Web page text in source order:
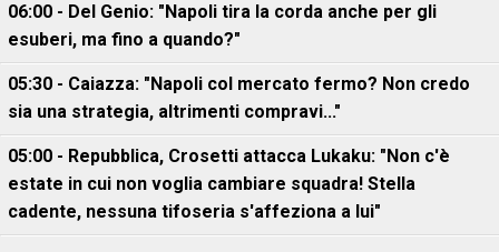
06:00 - Del Genio: "Napoli tira la corda anche per gli
esuberi, ma fino a quando?"
05:30 - Caiazza: "Napoli col mercato fermo? Non credo
sia una strategia, altrimenti compravi..."
05:00 - Repubblica, Crosetti attacca Lukaku: "Non c'è
estate in cui non voglia cambiare squadra! Stella
cadente, nessuna tifoseria s'affeziona a lui"